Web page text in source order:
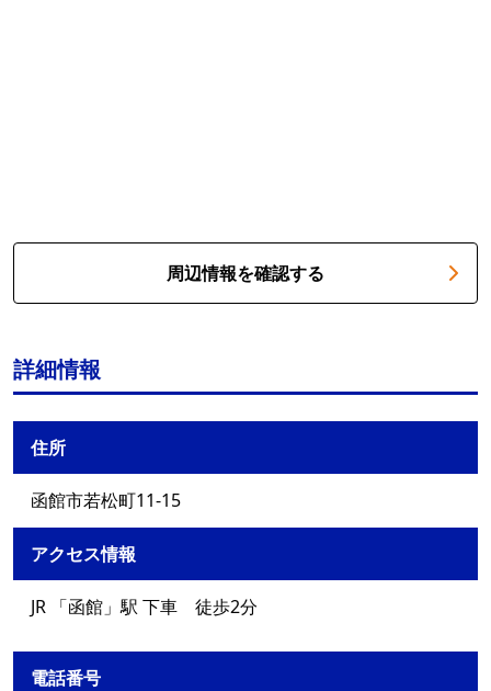
周辺情報を確認する
詳細情報
住所
函館市若松町11-15
アクセス情報
JR 「函館」駅 下車 徒歩2分
電話番号